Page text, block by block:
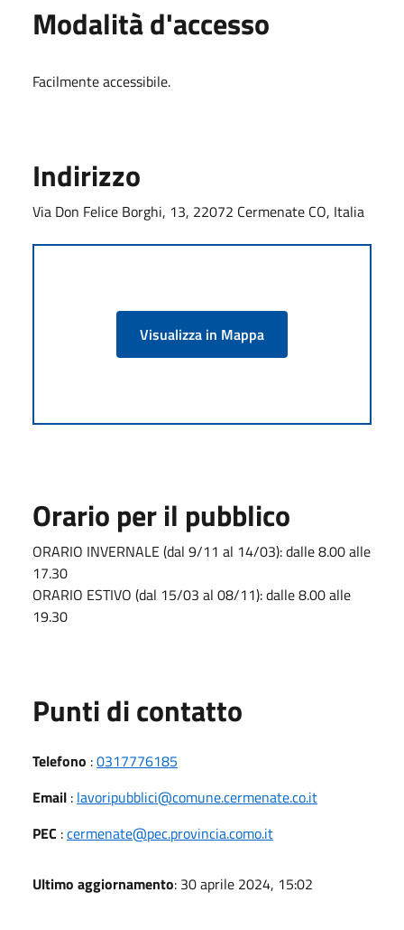
Modalità d'accesso
Facilmente accessibile.
Indirizzo
Via Don Felice Borghi, 13, 22072 Cermenate CO, Italia
Visualizza in Mappa
Orario per il pubblico
ORARIO INVERNALE (dal 9/11 al 14/03): dalle 8.00 alle
17.30
ORARIO ESTIVO (dal 15/03 al 08/11): dalle 8.00 alle
19.30
Punti di contatto
Telefono :0317776185
Email : lavoripubblici@comune.cermenate.co.it
PEC :cermenate@pec.provincia.como.it
Ultimo aggiornamento: 30 aprile 2024, 15:02